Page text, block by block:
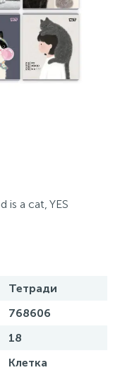
is a cat, YES
Тетради
768606
18
Клетка